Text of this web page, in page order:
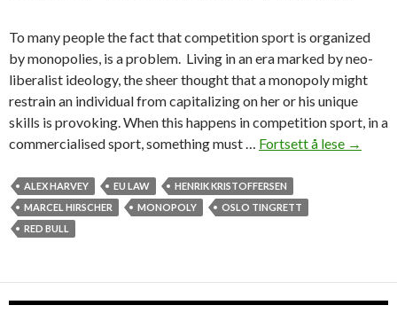
To many people the fact that competition sport is organized
by monopolies, is a problem. Living in an era marked by neo-
liberalist ideology, the sheer thought that a monopoly might
restrain an individual from capitalizing on her or his unique
skills is provoking. When this happens in competition sport, in a
commercialised sport, something must … Fortsett å lese M
→
ALEX HARVEY EU LAW
HENRIK KRISTOFFERSEN
MARCEL HIRSCHER
MONOPOLY
OSLO TINGRETT
RED BULL